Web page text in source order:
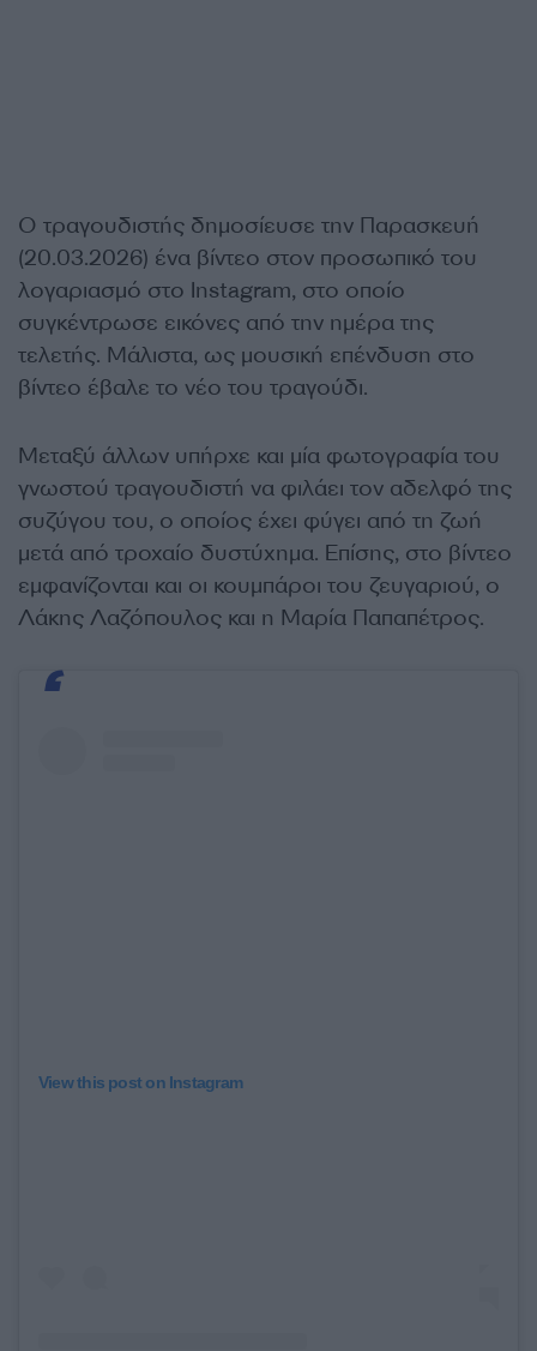
Ο τραγουδιστής δημοσίευσε την Παρασκευή
(20.03.2026) ένα βίντεο στον προσωπικό του
λογαριασμό στο Instagram, στο οποίο
συγκέντρωσε εικόνες από την ημέρα της
τελετής. Μάλιστα, ως μουσική επένδυση στο
βίντεο έβαλε το νέο του τραγούδι.
Μεταξύ άλλων υπήρχε και μία φωτογραφία του
γνωστού τραγουδιστή να φιλάει τον αδελφό της
συζύγου του, ο οποίος έχει φύγει από τη ζωή
μετά από τροχαίο δυστύχημα. Επίσης, στο βίντεο
εμφανίζονται και οι κουμπάροι του ζευγαριού, ο
Λάκης Λαζόπουλος και η Μαρία Παπαπέτρος.
View this post on Instagram